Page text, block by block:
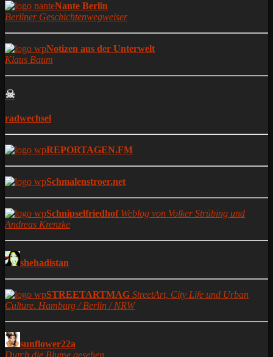
Nante Berlin
Berliner Geschichtenwegweiser
Notizen aus der Unterwelt
Klaus Baum
☠
radwechsel
REPORTAGEN.FM
Schmalenstroer.net
Schnipselfriedhof Weblog von Volker Strübing und
Andreas Krenzke
shehadistan
STREETARTMAG StreetArt, City Life und Urban
Culture. Hamburg / Berlin / NRW
sunflower22a
Durch die Blume gesehen...